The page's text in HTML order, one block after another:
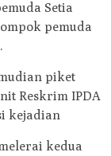
Setia
pemuda
piket
Reskrim IPDA
kejadian
kedua